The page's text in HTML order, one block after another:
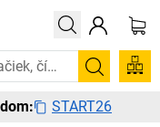
doručíme do 72
START26